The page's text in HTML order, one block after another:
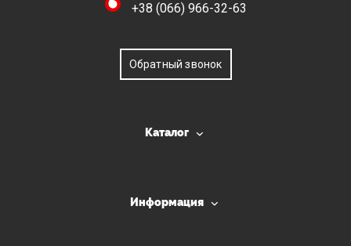
+38 (066) 966-32-63
Обратный звонок
Каталог
Информация